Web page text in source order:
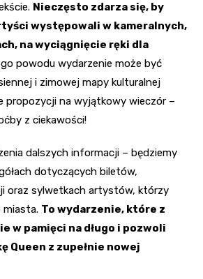
Nieczęsto zdarza się, by
występowali w kameralnych,
na wyciągnięcie ręki dla
powodu wydarzenie może być
i zimowej mapy kulturalnej
propozycji na wyjątkowy wieczór –
z ciekawości!
dalszych informacji – będziemy
dotyczących biletów,
oraz sylwetkach artystów, którzy
miasta. To wydarzenie, które z
w pamięci na długo i pozwoli
Queen z zupełnie nowej